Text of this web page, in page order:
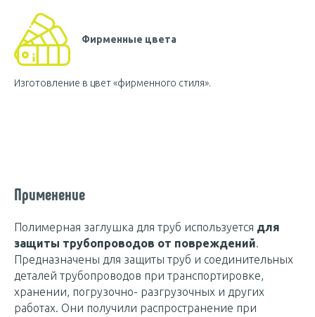
Фирменные цвета
Изготовление в цвет «фирменного стиля».
Применение
Полимерная заглушка для труб используется для
защиты трубопроводов от повреждений.
Предназначены для защиты труб и соединительных
деталей трубопроводов при транспортировке,
хранении, погрузочно- разгрузочных и других
работах. Они получили распространение при